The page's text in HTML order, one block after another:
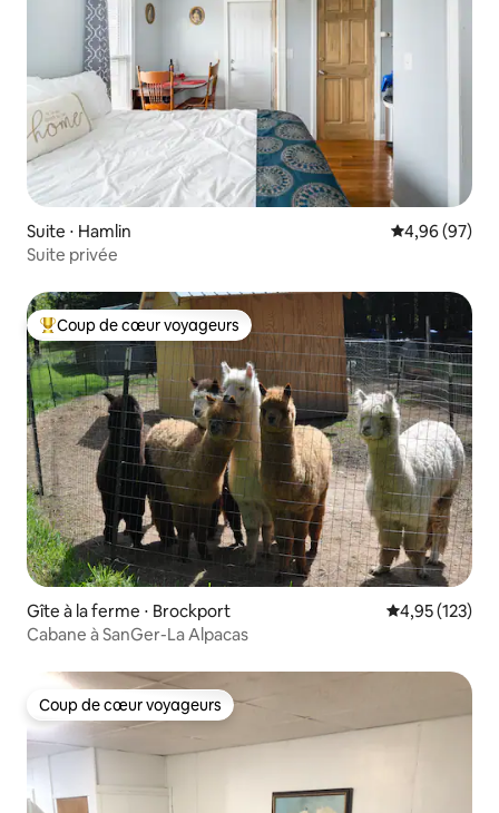
Suite ⋅ Hamlin Évaluation
4,96 (97)
Suite privée
Coups de cœur voyageurs les plus appréciés
Coup de cœur voyageurs
Gîte à la ferme ⋅ Brockport Évaluation
4,95 (123)
Cabane à SanGer-La Alpacas
Coup de cœur voyageurs
Coup de cœur voyageurs